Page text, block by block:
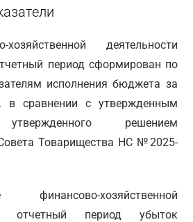
деятельности
период сформирован по
исполнения бюджета за
в сравнении с утвержденным
утвержденного решением
Товарищества НС №2025-
хозяйственной
отчетный период убыток